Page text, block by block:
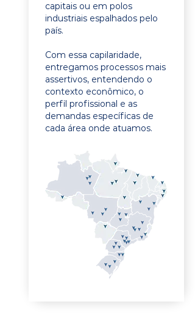
capitais ou em polos
industriais espalhados pelo
país.
Com essa capilaridade,
entregamos processos mais
assertivos, entendendo o
contexto econômico, o
perfil profissional e as
demandas específicas de
cada área onde atuamos.